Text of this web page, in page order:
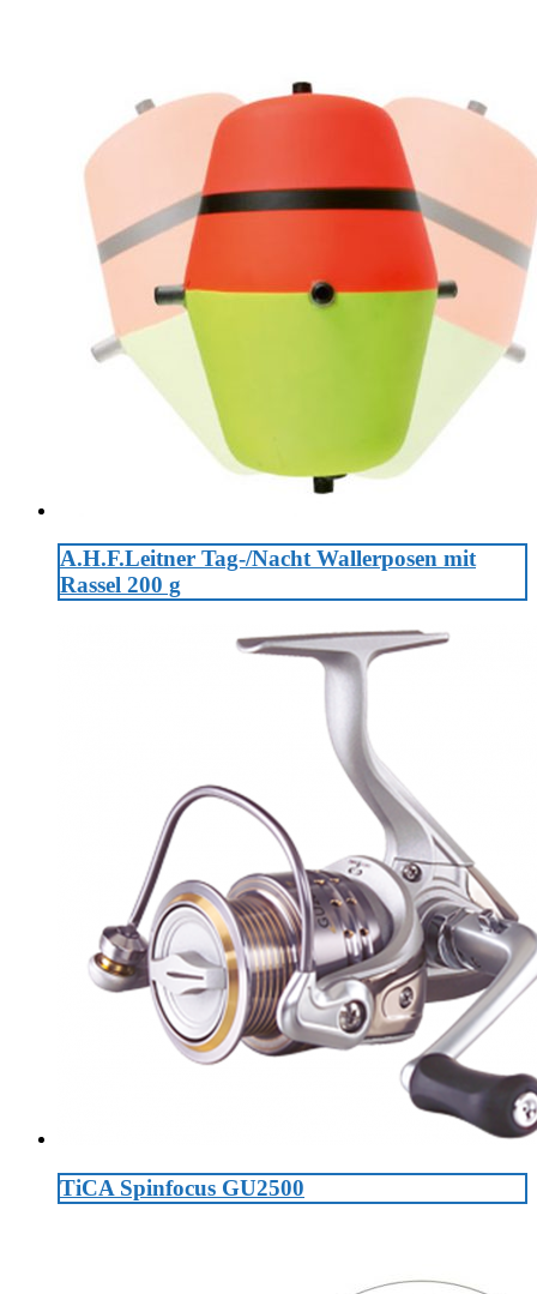
A.H.F.Leitner Tag-/Nacht Wallerposen mit
Rassel 200 g
TiCA Spinfocus GU2500